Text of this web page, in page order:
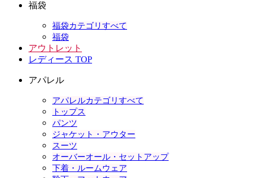
福袋
福袋カテゴリすべて
福袋
アウトレット
レディース TOP
アパレル
アパレルカテゴリすべて
トップス
パンツ
ジャケット・アウター
スーツ
オーバーオール・セットアップ
下着・ルームウェア